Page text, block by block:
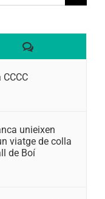
Comentaris
unieixen
viatge de colla
de Boí